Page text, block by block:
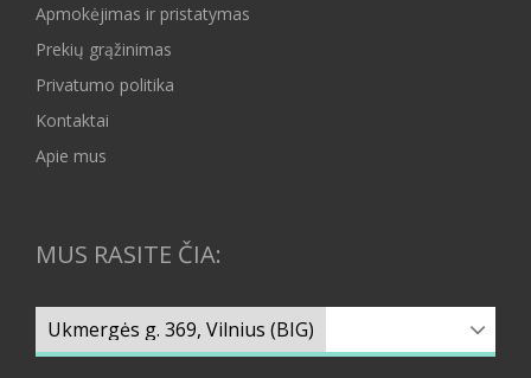
Apmokėjimas ir pristatymas
Prekių grąžinimas
Privatumo politika
Kontaktai
Apie mus
MUS RASITE ČIA: